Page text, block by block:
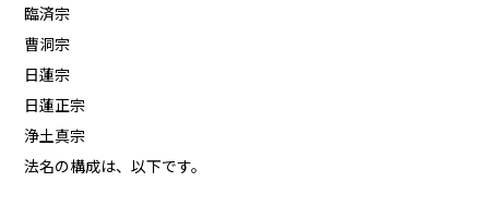
臨済宗
曹洞宗
日蓮宗
日蓮正宗
浄土真宗
法名の構成は、以下です。